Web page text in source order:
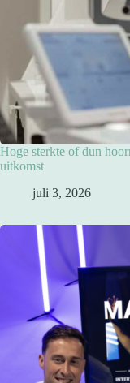
Hoge sterkte of dun
uitkomst
juli 3, 2026